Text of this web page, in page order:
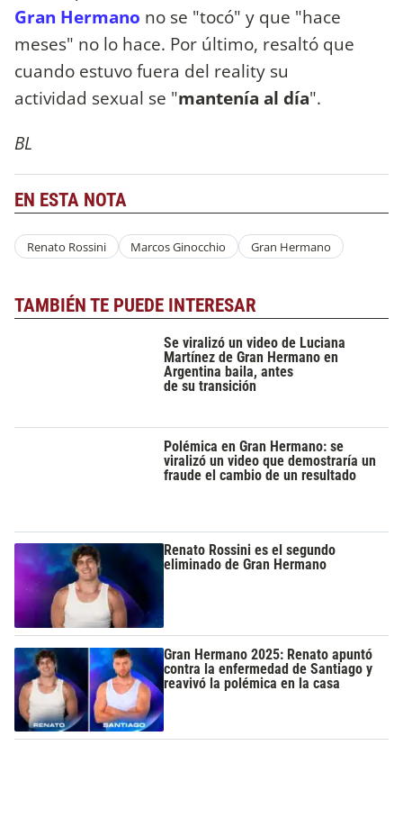
Gran Hermano no se "tocó" y que "hace
meses" no lo hace. Por último, resaltó que
cuando estuvo fuera del reality su
actividad sexual se "mantenía al día".
BL
EN ESTA NOTA
Renato Rossini Marcos Ginocchio Gran Hermano
TAMBIÉN TE PUEDE INTERESAR
Se viralizó un video de Luciana
Martínez de Gran Hermano en
Argentina baila, antes
de su transición
Polémica en Gran Hermano: se
viralizó un video que demostraría un
fraude el cambio de un resultado
Renato Rossini es el segundo
eliminado de Gran Hermano
Gran Hermano 2025: Renato apuntó
contra la enfermedad de Santiago y
reavivó la polémica en la casa